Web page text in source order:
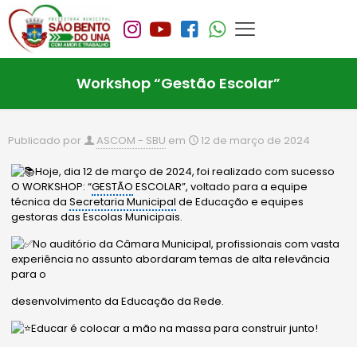
Workshop “Gestão Escolar”
Publicado por ASCOM - SBU em 12 de março de 2024
Hoje, dia 12 de março de 2024, foi realizado com sucesso
O WORKSHOP: “GESTÃO ESCOLAR”, voltado para a equipe
técnica daSecretaria Municipal de Educação e equipes
gestoras das Escolas Municipais.
No auditório da Câmara Municipal, profissionais com vasta
experiência no assunto abordaram temas de alta relevância
para o
desenvolvimento da Educação da Rede.
Educar é colocar a mão na massa para construir junto!